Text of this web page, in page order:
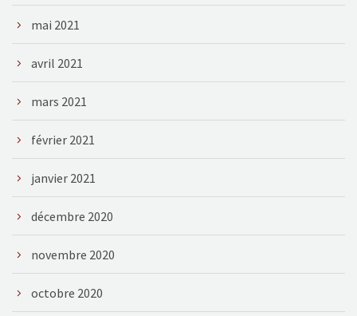
mai 2021
avril 2021
mars 2021
février 2021
janvier 2021
décembre 2020
novembre 2020
octobre 2020